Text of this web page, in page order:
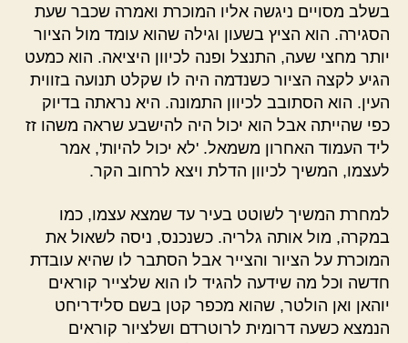
בשלב מסויים ניגשה אליו המוכרת ואמרה שכבר שעת
הסגירה. הוא הציץ בשעון וגילה שהוא עומד מול הציור
יותר מחצי שעה, התנצל ופנה לכיוון היציאה. הוא כמעט
הגיע לקצה הציור כשנדמה היה לו שקלט תנועה בזווית
העין. הוא הסתובב לכיוון התמונה. היא נראתה בדיוק
כפי שהייתה אבל הוא יכול היה להישבע שראה משהו זז
ליד העמוד האחרון משמאל. 'לא יכול להיות', אמר
לעצמו, המשיך לכיוון הדלת ויצא לרחוב הקר.
למחרת המשיך לשוטט בעיר עד שמצא עצמו, כמו
במקרה, מול אותה גלריה. כשנכנס, ניסה לשאול את
המוכרת על הציור והצייר אבל הסתבר לו שהיא עובדת
חדשה וכל מה שידעה להגיד לו הוא שלצייר קוראים
יוהאן ואן הולטר, שהוא מכפר קטן בשם סלידריחט
הנמצא כשעה דרומית לרוטרדם ושלציור קוראים